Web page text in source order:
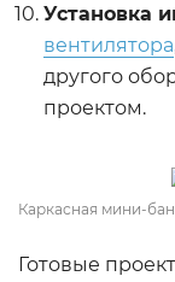
Установка
вентилятора
другого
проектом.
Каркасная мини-
Готовые